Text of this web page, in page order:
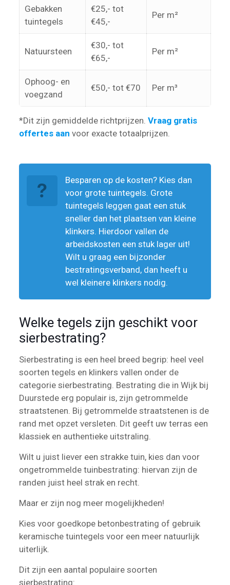
Gebakken
tuintegels
€25,- tot
€45,-
Per m²
Natuursteen
€30,- tot
€65,-
Per m²
Ophoog- en
voegzand
€50,- tot €70 Per m³
*Dit zijn gemiddelde richtprijzen. Vraag gratis
offertes aan voor exacte totaalprijzen.
Besparen op de kosten? Kies dan
voor grote tuintegels. Grote
tuintegels leggen gaat een stuk
sneller dan het plaatsen van kleine
klinkers. Hierdoor vallen de
arbeidskosten een stuk lager uit!
Wilt u graag een bijzonder
bestratingsverband, dan heeft u
wel kleinere klinkers nodig.
Welke tegels zijn geschikt voor
sierbestrating?
Sierbestrating is een heel breed begrip: heel veel
soorten tegels en klinkers vallen onder de
categorie sierbestrating. Bestrating die in Wijk bij
Duurstede erg populair is, zijn getrommelde
straatstenen. Bij getrommelde straatstenen is de
rand met opzet versleten. Dit geeft uw terras een
klassiek en authentieke uitstraling.
Wilt u juist liever een strakke tuin, kies dan voor
ongetrommelde tuinbestrating: hiervan zijn de
randen juist heel strak en recht.
Maar er zijn nog meer mogelijkheden!
Kies voor goedkope betonbestrating of gebruik
keramische tuintegels voor een meer natuurlijk
uiterlijk.
Dit zijn een aantal populaire soorten
sierbestrating: